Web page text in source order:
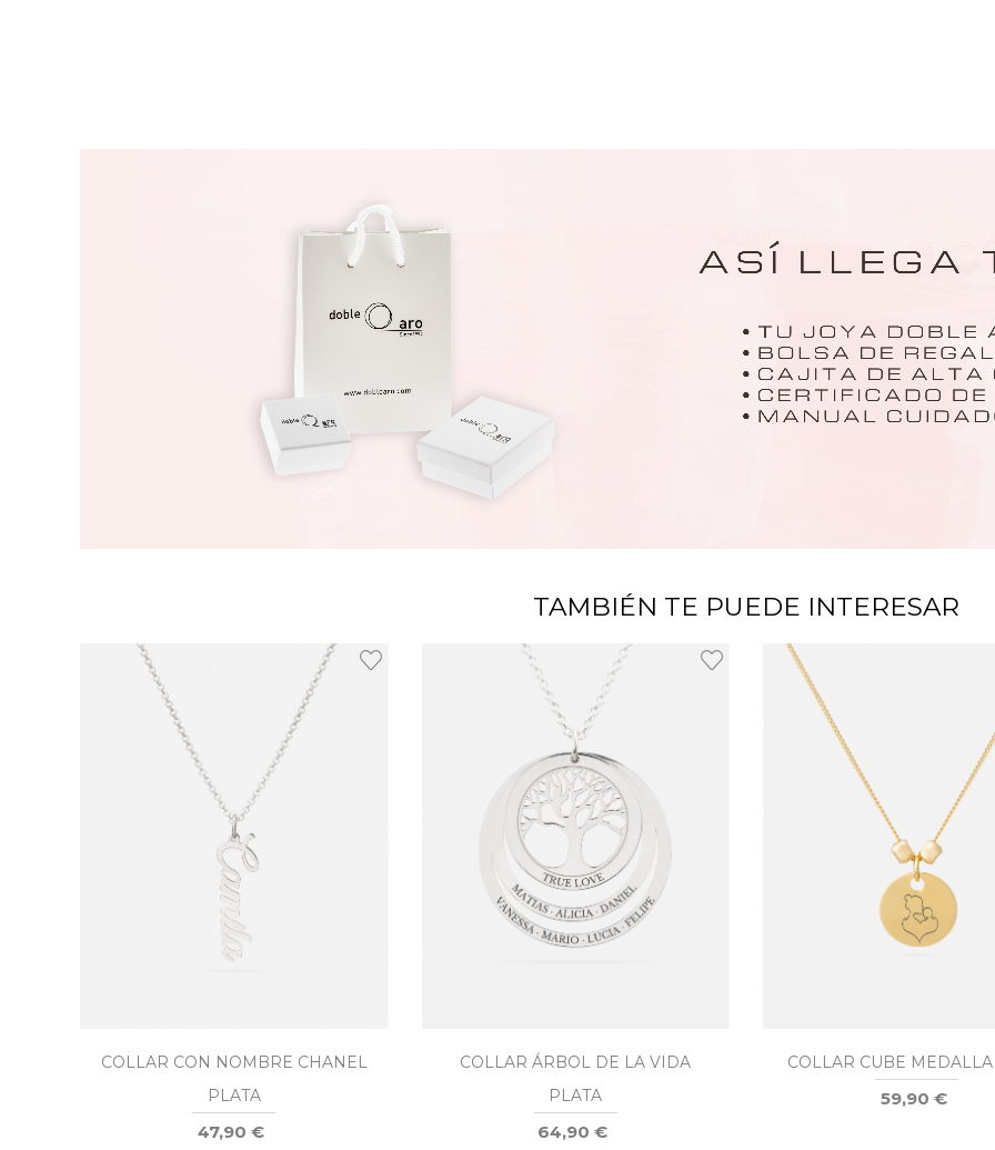
TAMBIÉN TE PUEDE INTERESAR
COLLAR CON NOMBRE CHANEL
PLATA
47,90 €
COLLAR ÁRBOL DE LA VIDA
PLATA
64,90 €
COLLAR CUBE
59,90 €